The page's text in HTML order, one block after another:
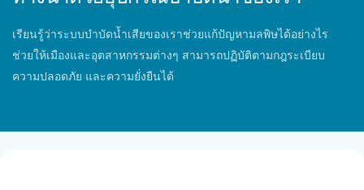
เรียนรู้ว่าระบบบำบัดน้ำเสียของเราช่วยแก้ปัญหามลพิษได้อย่างไร
ช่วยให้เมืองและอุตสาหกรรมต่างๆ สามารถปฏิบัติตามกฎระเบียบ
ความปลอดภัย และความยั่งยืนได้